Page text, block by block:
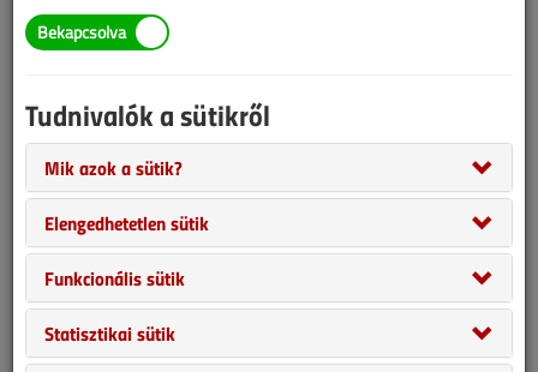
Az I. VGF épületgépész Forma-1 második és harmadik futamának
a Construma-Hungarotherm kiállítás adott otthont 2017. április 5–
9. között. Ez alkalommal 10 járgány került kiállításra, a futamokon
túl a kiállítás ideje alatt bárki beleülhetett, és kipróbálhatta azokat.
Tudnivalók a sütikről
Mik azok a sütik?
Elengedhetetlen sütik
Funkcionális sütik
Statisztikai sütik